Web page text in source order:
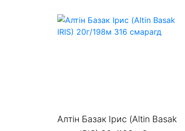
Алтін Базак Ірис (Altin Basak